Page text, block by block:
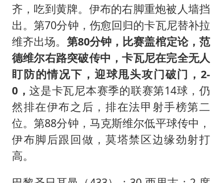
齐，吃到黄牌。伊布的右脚重炮被人墙挡
出。第70分钟，伤愈回归的卡瓦尼替补拉
维齐出场。 第80分钟，比赛盖棺定论，范
德维尔右路突破传中，卡瓦尼在完全无人
盯防的情况下，迎球甩头攻门破门，2-
0，这是卡瓦尼本赛季的联赛第14球，仍
然排在伊布之后，排在法甲射手榜第二
位。第88分钟，马克斯维尔低平球传中，
伊布脚后跟回做，莫塔禁区边缘劲射打
高。